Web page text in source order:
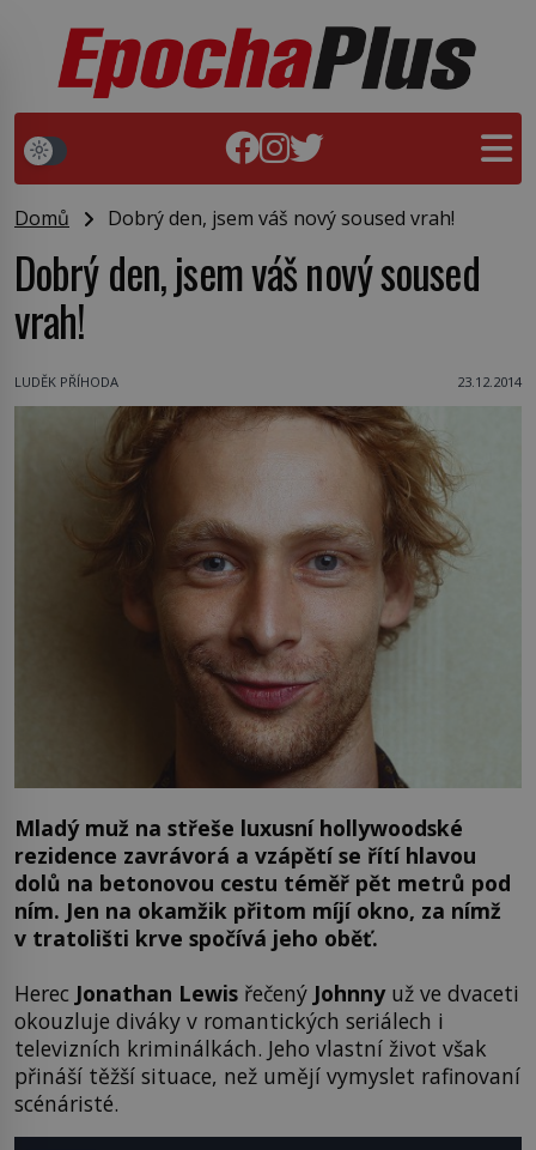
Domů Dobrý den, jsem váš nový soused vrah!
Dobrý den, jsem váš nový soused
vrah!
LUDĚK PŘÍHODA 23.12.2014
Mladý muž na střeše luxusní hollywoodské
rezidence zavrávorá a vzápětí se řítí hlavou
dolů na betonovou cestu téměř pět metrů pod
ním. Jen na okamžik přitom míjí okno, za nímž
v tratolišti krve spočívá jeho oběť.
Herec Jonathan Lewis řečený Johnnyuž ve dvaceti
okouzluje diváky v romantických seriálech i
televizních kriminálkách. Jeho vlastní život však
přináší těžší situace, než umějí vymyslet rafinovaní
scénáristé.